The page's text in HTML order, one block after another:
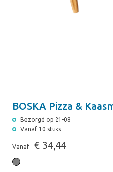
BOSKA Pizza &
Bezorgd op 21-08
Vanaf 10 stuks
Vanaf € 34,44